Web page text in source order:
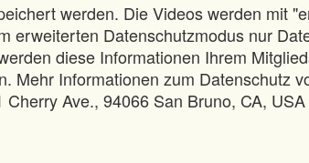
werden. Die Videos werden mit
Datenschutzmodus nur
diese Informationen Ihrem
Mehr Informationen zum Datenschutz
Cherry Ave., 94066 San Bruno, CA,